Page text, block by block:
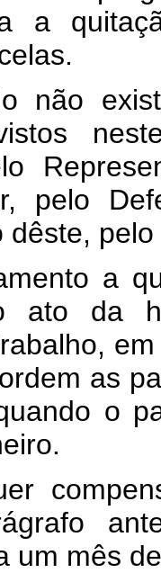
a
não
pelo
dêste,
a
ato da
as
o
um mês